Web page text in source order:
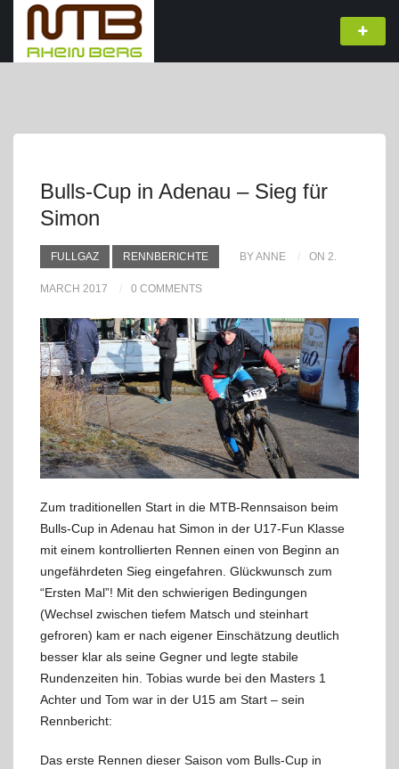
Bulls-Cup in Adenau – Sieg für
Simon
FULLGAZ RENNBERICHTE BY ANNE ON 2.
MARCH 2017 0 COMMENTS
Zum traditionellen Start in die MTB-Rennsaison beim
Bulls-Cup in Adenau hat Simon in der U17-Fun Klasse
mit einem kontrollierten Rennen einen von Beginn an
ungefährdeten Sieg eingefahren. Glückwunsch zum
“Ersten Mal”! Mit den schwierigen Bedingungen
(Wechsel zwischen tiefem Matsch und steinhart
gefroren) kam er nach eigener Einschätzung deutlich
besser klar als seine Gegner und legte stabile
Rundenzeiten hin. Tobias wurde bei den Masters 1
Achter und Tom war in der U15 am Start – sein
Rennbericht:
Das erste Rennen dieser Saison vom Bulls-Cup in